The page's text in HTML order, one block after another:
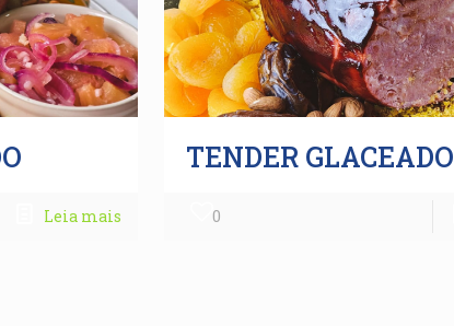
Leia mais
TENDER GLACEADO
0